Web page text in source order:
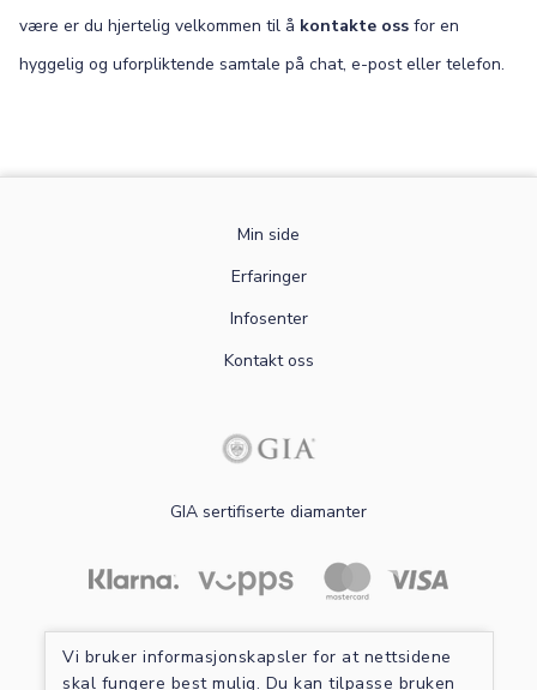
Vi bruker informasjonskapsler for at nettsidene
skal fungere best mulig. Du kan tilpasse bruken
være er du hjertelig velkommen til å kontakte oss for en
hyggelig og uforpliktende samtale på chat, e-post eller telefon.
Min side
Erfaringer
Infosenter
Kontakt oss
GIA sertifiserte diamanter
Les mer om sikker betaling